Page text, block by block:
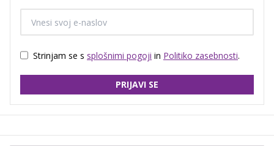
Strinjam se s splošnimi pogoji in Politiko zasebnosti.
PRIJAVI SE